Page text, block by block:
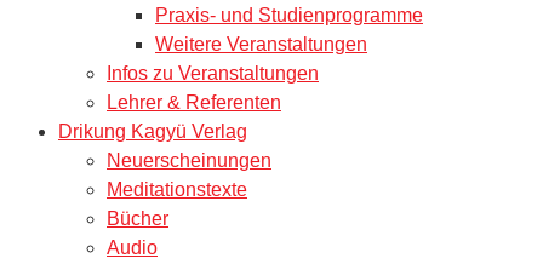
Praxis- und Studienprogramme
Weitere Veranstaltungen
Infos zu Veranstaltungen
Lehrer & Referenten
Drikung Kagyü Verlag
Neuerscheinungen
Meditationstexte
Bücher
Audio